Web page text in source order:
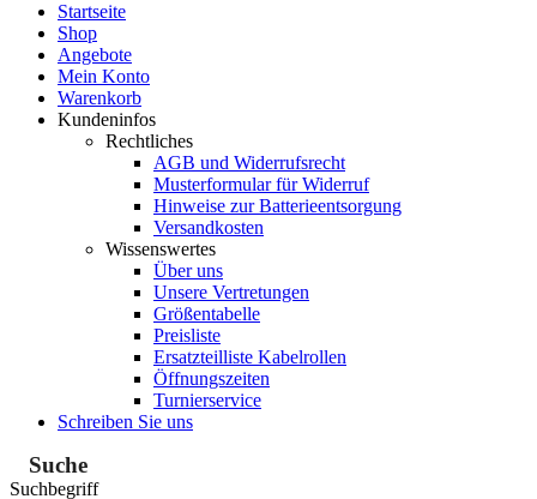
Startseite
Shop
Angebote
Mein Konto
Warenkorb
Kundeninfos
Rechtliches
AGB und Widerrufsrecht
Musterformular für Widerruf
Hinweise zur Batterieentsorgung
Versandkosten
Wissenswertes
Über uns
Unsere Vertretungen
Größentabelle
Preisliste
Ersatzteilliste Kabelrollen
Öffnungszeiten
Turnierservice
Schreiben Sie uns
Suche
Suchbegriff